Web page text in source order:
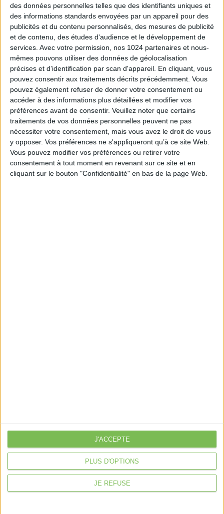
des données personnelles telles que des identifiants uniques et
des informations standards envoyées par un appareil pour des
publicités et du contenu personnalisés, des mesures de publicité
et de contenu, des études d'audience et le développement de
services. Avec votre permission, nos 1024 partenaires et nous-
mêmes pouvons utiliser des données de géolocalisation
précises et d’identification par scan d'appareil. En cliquant, vous
pouvez consentir aux traitements décrits précédemment. Vous
pouvez également refuser de donner votre consentement ou
accéder à des informations plus détaillées et modifier vos
préférences avant de consentir. Veuillez noter que certains
traitements de vos données personnelles peuvent ne pas
nécessiter votre consentement, mais vous avez le droit de vous
y opposer. Vos préférences ne s'appliqueront qu’à ce site Web.
Vous pouvez modifier vos préférences ou retirer votre
consentement à tout moment en revenant sur ce site et en
cliquant sur le bouton "Confidentialité" en bas de la page Web.
PLUS D'OPTIONS
JE REFUSE
J'ACCEPTE
Ce décret définit les modalités d’échanges entre
l’administration fiscale et l’Agence centrale des
organismes de Sécurité sociale (ACOSS) en vue de
connaître les chiffres d’affaires des micros-
entrepreneurs et de les communiquer aux
organismes du régime général versant des
prestations sociales calculées sur ce fondement. Il
traite également de la gestion particulière de
transmission de ces données aux organismes de
sécurité sociale chargés du recouvrement pour les
Déclaration Impôt sur le Revenu
Loueur en Meublé